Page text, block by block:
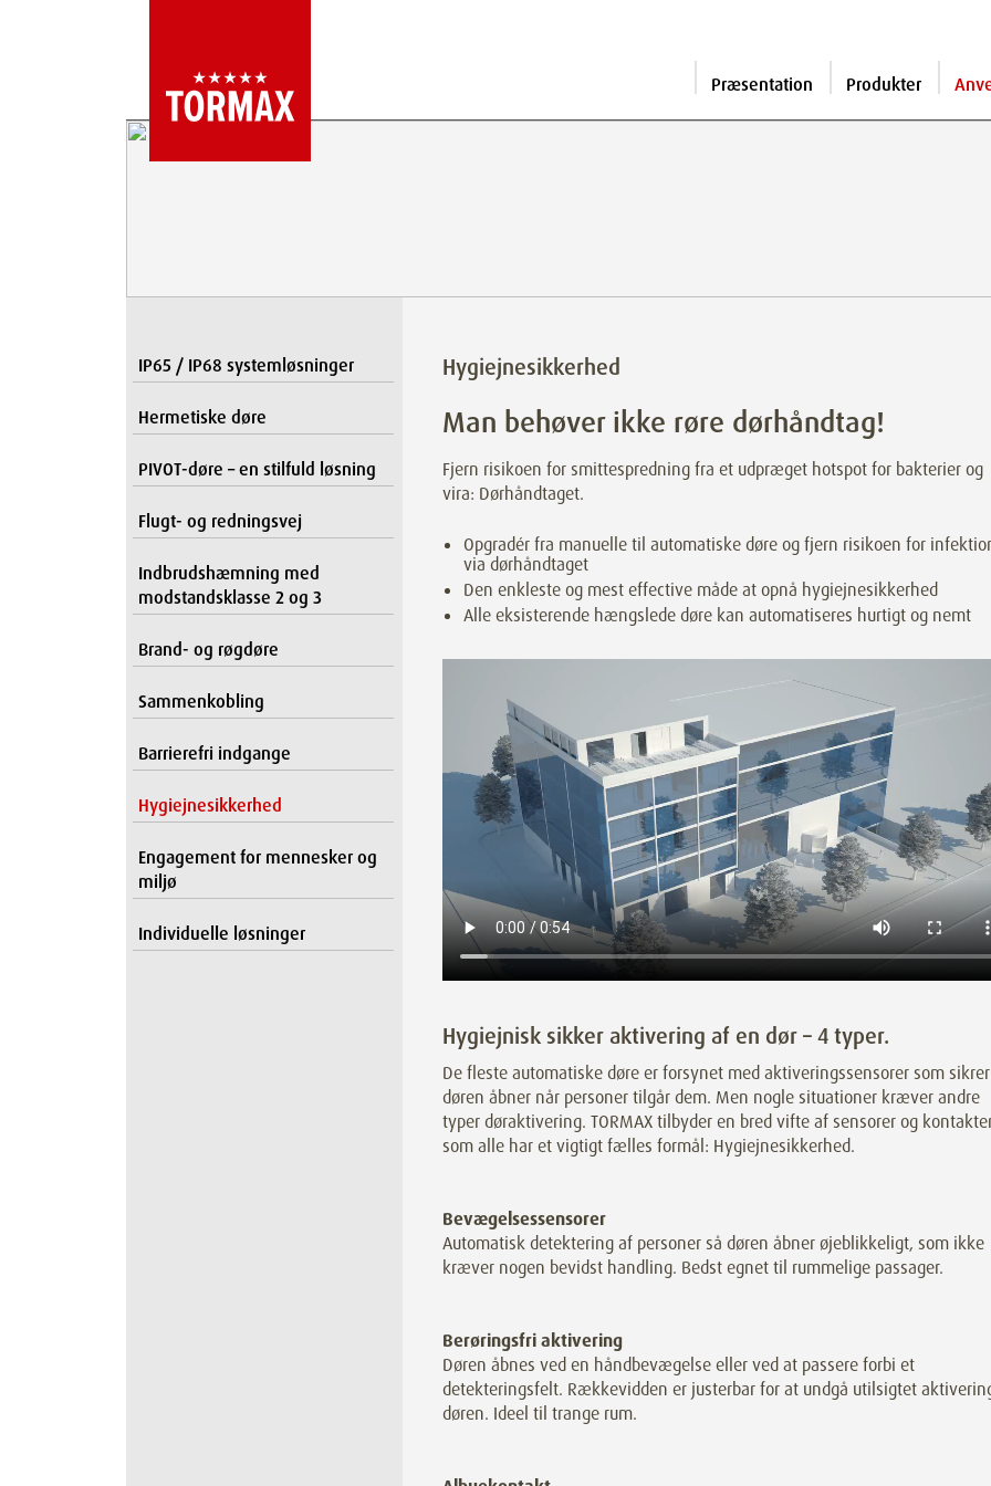
Præsentation Produkter
IP65 / IP68 systemløsninger
Hermetiske døre
PIVOT-døre – en stilfuld løsning
Flugt- og redningsvej
Indbrudshæmning med
modstandsklasse 2 og 3
Brand- og røgdøre
Sammenkobling
Barrierefri indgange
Hygiejnesikkerhed
Engagement for mennesker og
miljø
Individuelle løsninger
Hygiejnesikkerhed
Man behøver ikke røre dørhåndtag!
Fjern risikoen for smittespredning fra et udpræget hotspot for bakterier og
vira: Dørhåndtaget.
Opgradér fra manuelle til automatiske døre og fjern risikoen for
via dørhåndtaget
Den enkleste og mest effective måde at opnå hygiejnesikkerhed
Alle eksisterende hængslede døre kan automatiseres hurtigt og nemt
Hygiejnisk sikker aktivering af en dør – 4 typer.
De fleste automatiske døre er forsynet med aktiveringssensorer som
døren åbner når personer tilgår dem. Men nogle situationer kræver andre
typer døraktivering. TORMAX tilbyder en bred vifte af sensorer og
som alle har et vigtigt fælles formål: Hygiejnesikkerhed.
Bevægelsessensorer
Automatisk detektering af personer så døren åbner øjeblikkeligt, som ikke
kræver nogen bevidst handling. Bedst egnet til rummelige passager.
Berøringsfri aktivering
Døren åbnes ved en håndbevægelse eller ved at passere forbi et
detekteringsfelt. Rækkevidden er justerbar for at undgå utilsigtet
døren. Ideel til trange rum.